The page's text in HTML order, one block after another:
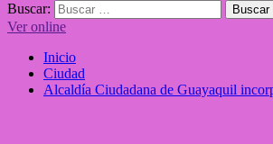
Buscar:
Ver online
Inicio
Ciudad
Alcaldía Ciudadana de Guayaquil